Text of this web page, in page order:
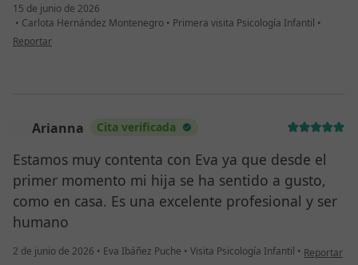
15 de junio de 2026
• Carlota Hernández Montenegro • Primera visita Psicología Infantil •
en opinión del usuario Paula López García
Reportar
Arianna Cita verificada
Estamos muy contenta con Eva ya que desde el
primer momento mi hija se ha sentido a gusto,
como en casa. Es una excelente profesional y ser
humano
2 de junio de 2026 • Eva Ibáñez Puche • Visita Psicología Infantil • en opinión
Reportar